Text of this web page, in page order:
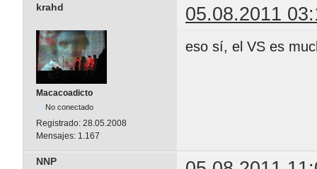
krahd 05.08.2011
Macacoadicto
No conectado
Registrado: 28.05.2008
Mensajes: 1.167
eso sí, el VS es
NNP